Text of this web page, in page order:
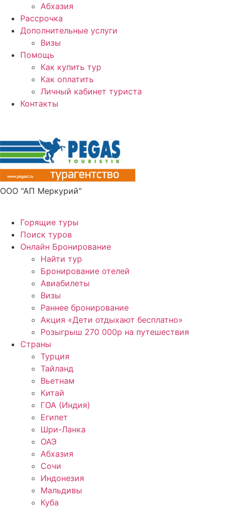
Абхазия
Рассрочка
Дополнительные услуги
Визы
Помощь
Как купить тур
Как оплатить
Личный кабинет туриста
Контакты
ООО "АП Меркурий"
Горящие туры
Поиск туров
Онлайн Бронирование
Найти тур
Бронирование отелей
Авиабилеты
Визы
Раннее бронирование
Акция «Дети отдыхают бесплатно»
Розыгрыш 270 000р на путешествия
Страны
Турция
Тайланд
Вьетнам
Китай
ГОА (Индия)
Египет
Шри-Ланка
ОАЭ
Абхазия
Сочи
Индонезия
Мальдивы
Куба